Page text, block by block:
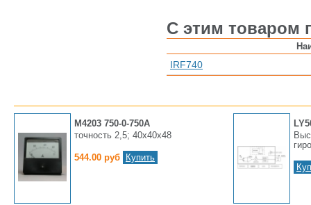
С этим товаром
IRF740
М4203 750-0-750А
точность 2,5; 40х40х48
544.00 руб Купить